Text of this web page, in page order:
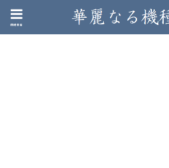
menu